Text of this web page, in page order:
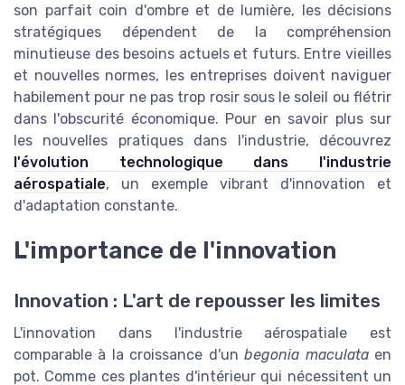
son parfait coin d'ombre et de lumière, les décisions
stratégiques dépendent de la compréhension
minutieuse des besoins actuels et futurs. Entre vieilles
et nouvelles normes, les entreprises doivent naviguer
habilement pour ne pas trop rosir sous le soleil ou flétrir
dans l'obscurité économique. Pour en savoir plus sur
les nouvelles pratiques dans l'industrie, découvrez
l'évolution technologique dans l'industrie
aérospatiale, un exemple vibrant d'innovation et
d'adaptation constante.
L'importance de l'innovation
Innovation : L'art de repousser les limites
L'innovation dans l'industrie aérospatiale est
comparable à la croissance d'unbegonia maculataen
pot. Comme ces plantes d'intérieur qui nécessitent un